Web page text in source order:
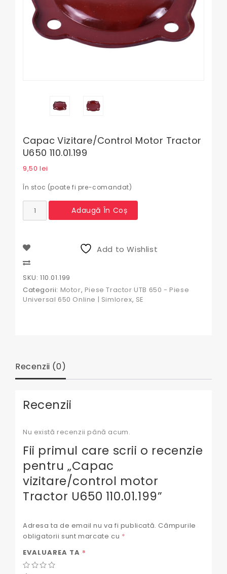
Capac Vizitare/control Motor Tractor
U650 110.01.199
9,50 lei
În stoc (poate fi pre-comandat)
Cantitate
Capac
Tractor
U650
110.01.199
Adaugă În Coș
Add to Wishlist
SKU: 110.01.199
Categorii: Motor, Piese Tractor UTB 650 - Piese
Universal 650 Online | Simlorex, SE
Recenzii (0)
Recenzii
Nu există recenzii până acum.
Fii primul care scrii o recenzie
pentru „Capac
vizitare/control motor
Tractor U650 110.01.199”
Adresa ta de email nu va fi publicată. Câmpurile
obligatorii sunt marcate cu *
EVALUAREA TA *